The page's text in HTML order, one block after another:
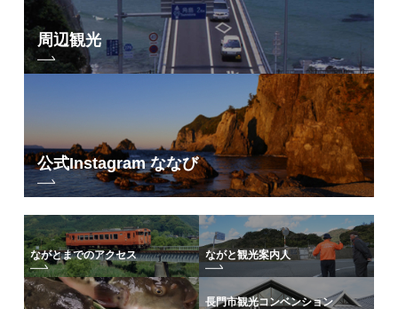
周辺観光
公式Instagram ななび
ながとまでのアクセス ながと観光案内人
長門市観光コンベンション